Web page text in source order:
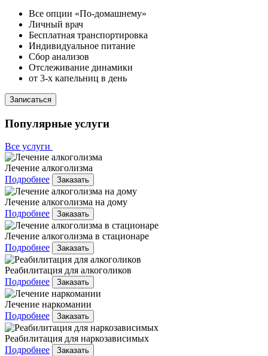
Все опции «По-домашнему»
Личный врач
Бесплатная транспортировка
Индивидуальное питание
Сбор анализов
Отслеживание динамики
от 3-х капельниц в день
Записаться
Популярные услуги
Все услуги
Лечение алкоголизма
Подробнее
Заказать
Лечение алкоголизма на дому
Подробнее
Заказать
Лечение алкоголизма в стационаре
Подробнее
Заказать
Реабилитация для алкоголиков
Подробнее
Заказать
Лечение наркомании
Подробнее
Заказать
Реабилитация для наркозависимых
Подробнее
Заказать